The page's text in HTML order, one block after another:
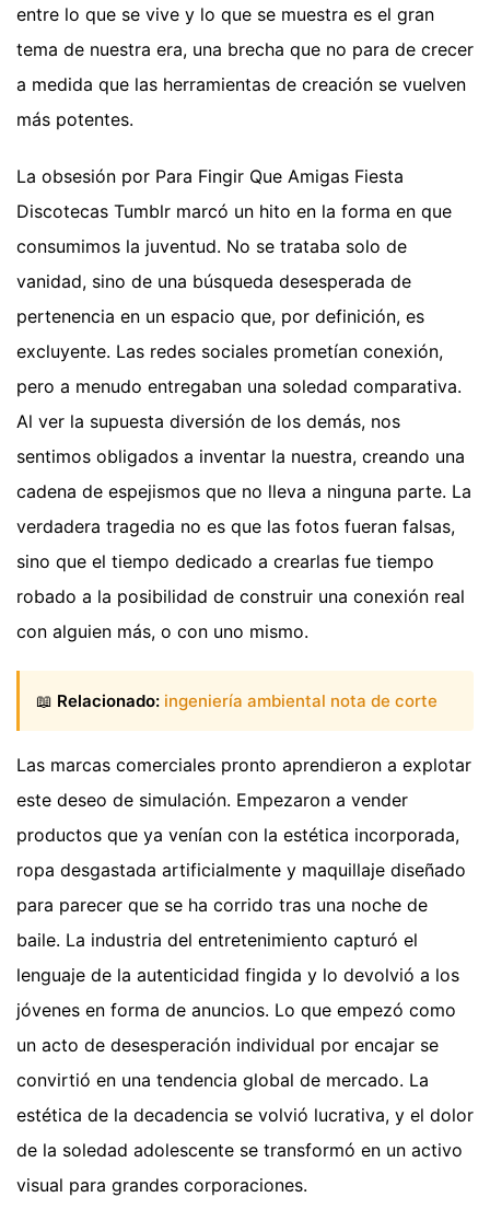
entre lo que se vive y lo que se muestra es el gran
tema de nuestra era, una brecha que no para de crecer
a medida que las herramientas de creación se vuelven
más potentes.
La obsesión por Para Fingir Que Amigas Fiesta
Discotecas Tumblr marcó un hito en la forma en que
consumimos la juventud. No se trataba solo de
vanidad, sino de una búsqueda desesperada de
pertenencia en un espacio que, por definición, es
excluyente. Las redes sociales prometían conexión,
pero a menudo entregaban una soledad comparativa.
Al ver la supuesta diversión de los demás, nos
sentimos obligados a inventar la nuestra, creando una
cadena de espejismos que no lleva a ninguna parte. La
verdadera tragedia no es que las fotos fueran falsas,
sino que el tiempo dedicado a crearlas fue tiempo
robado a la posibilidad de construir una conexión real
con alguien más, o con uno mismo.
📖 Relacionado: ingeniería ambiental nota de corte
Las marcas comerciales pronto aprendieron a explotar
este deseo de simulación. Empezaron a vender
productos que ya venían con la estética incorporada,
ropa desgastada artificialmente y maquillaje diseñado
para parecer que se ha corrido tras una noche de
baile. La industria del entretenimiento capturó el
lenguaje de la autenticidad fingida y lo devolvió a los
jóvenes en forma de anuncios. Lo que empezó como
un acto de desesperación individual por encajar se
convirtió en una tendencia global de mercado. La
estética de la decadencia se volvió lucrativa, y el dolor
de la soledad adolescente se transformó en un activo
visual para grandes corporaciones.